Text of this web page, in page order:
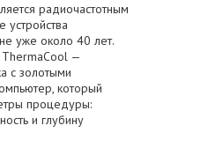
радиочастотным
уже около 40 лет.
—
с золотыми
который
процедуры:
и глубину